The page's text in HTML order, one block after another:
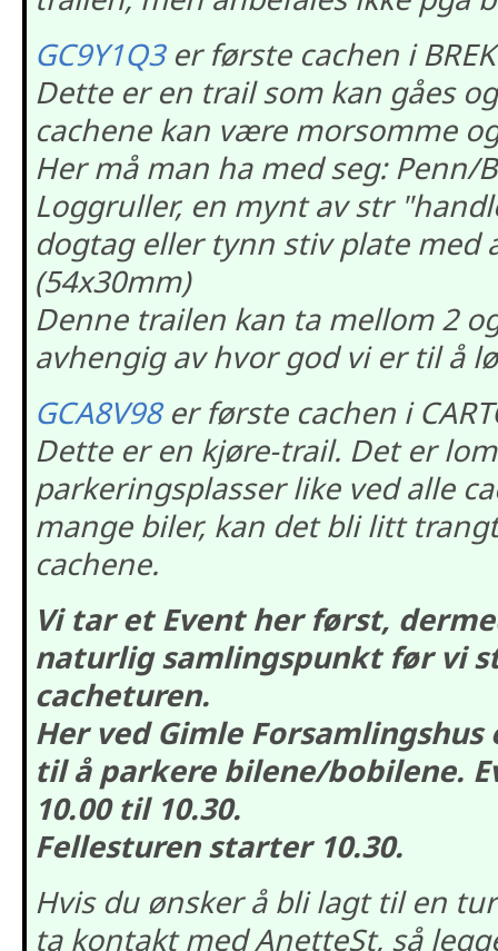
GC9Y1Q3er første cachen i
Dette er en trail som kan gåes
cachene kan være morsomme
Her må man ha med seg: Penn/
Loggruller, en mynt av str
dogtag eller tynn stiv plate med
(54x30mm)
Denne trailen kan ta mellom 2
avhengig av hvor god vi er til å
GCA8V98er første cachen i
Dette er en kjøre-trail. Det er
parkeringsplasser like ved alle
mange biler, kan det bli litt
cachene.
Vi tar et Event her først,
naturlig samlingspunkt før vi
cacheturen.
Her ved Gimle Forsamlingshus
til å parkere bilene/bobilene.
10.00 til 10.30.
Fellesturen starter 10.30.
Hvis du ønsker å bli lagt til en
ta kontakt med AnetteSt, så